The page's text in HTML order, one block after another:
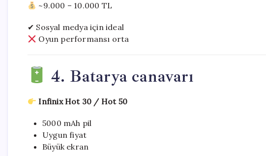
~9.000 – 10.000 TL
✔ Sosyal medya için ideal
Oyun performansı orta
4. Batarya canavarı
Infinix Hot 30 / Hot 50
5000 mAh pil
Uygun fiyat
Büyük ekran